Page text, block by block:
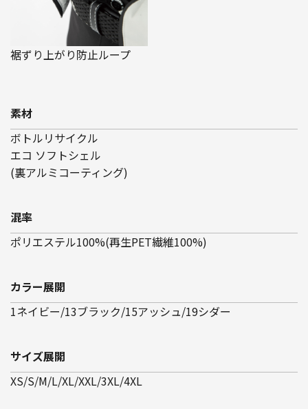
裾ずり上がり防止ループ
素材
ボトルリサイクル
エコ ソフトシェル
(裏アルミコーティング)
混率
ポリエステル100%(再生PET繊維100%)
カラー展開
1ネイビー/13ブラック/15アッシュ/19シダー
サイズ展開
XS/S/M/L/XL/XXL/3XL/4XL